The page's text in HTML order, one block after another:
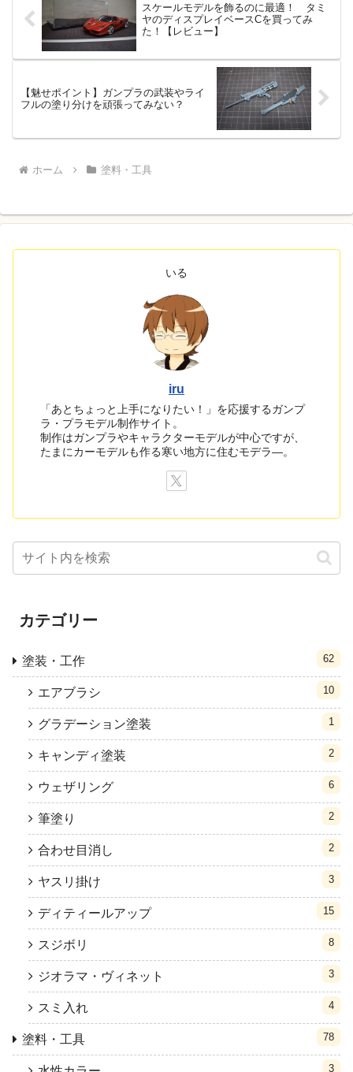
スケールモデルを飾るのに最適！ タミ
ヤのディスプレイベースCを買ってみ
た！【レビュー】
【魅せポイント】ガンプラの武装やライ
フルの塗り分けを頑張ってみない？
ホーム 塗料・工具
いる
iru
「あとちょっと上手になりたい！」を応援するガンプ
ラ・プラモデル制作サイト。
制作はガンプラやキャラクターモデルが中心ですが、
たまにカーモデルも作る寒い地方に住むモデラ―。
カテゴリー
塗装・工作 62
エアブラシ 10
グラデーション塗装 1
キャンディ塗装 2
ウェザリング 6
筆塗り 2
合わせ目消し 2
ヤスリ掛け 3
ディティールアップ 15
スジボリ 8
ジオラマ・ヴィネット 3
スミ入れ 4
塗料・工具 78
3